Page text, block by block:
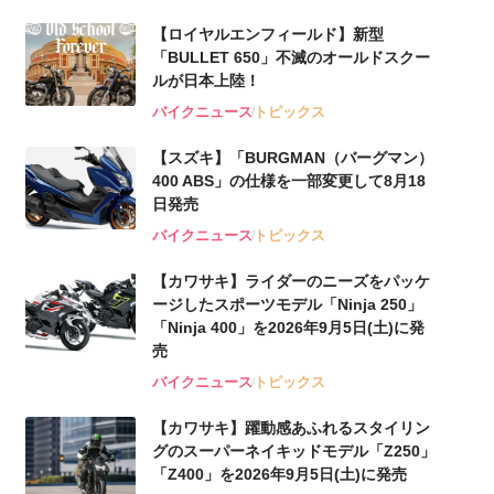
【ロイヤルエンフィールド】新型
「BULLET 650」不滅のオールドスクー
ルが⽇本上陸！
バイクニューストピックス
【スズキ】「BURGMAN（バーグマン）
400 ABS」の仕様を一部変更して8月18
日発売
バイクニューストピックス
【カワサキ】ライダーのニーズをパッケ
ージしたスポーツモデル「Ninja 250」
「Ninja 400」を2026年9月5日(土)に発
売
バイクニューストピックス
【カワサキ】躍動感あふれるスタイリン
グのスーパーネイキッドモデル「Z250」
「Z400」を2026年9月5日(土)に発売